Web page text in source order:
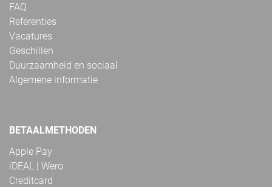
FAQ
Referenties
Vacatures
Geschillen
Duurzaamheid en sociaal
Algemene informatie
BETAALMETHODEN
Apple Pay
iDEAL | Wero
Creditcard